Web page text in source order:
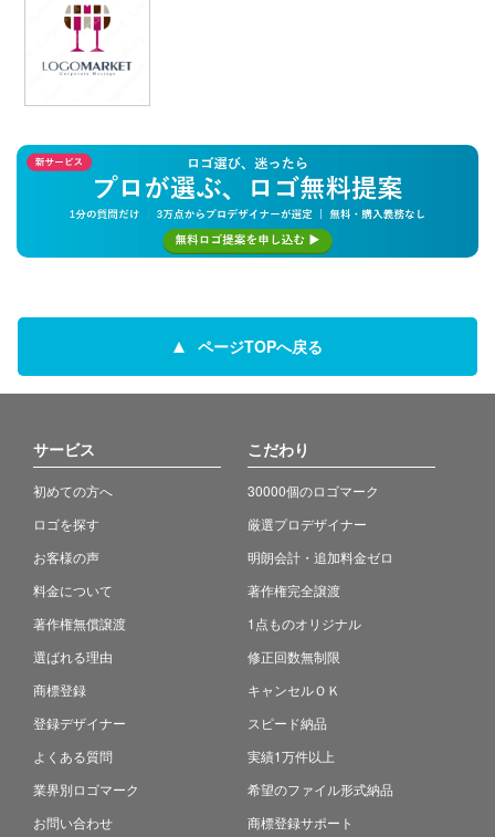
ページTOPへ戻る
サービス
初めての方へ
ロゴを探す
お客様の声
料金について
著作権無償譲渡
選ばれる理由
商標登録
登録デザイナー
よくある質問
業界別ロゴマーク
お問い合わせ
こだわり
30000個のロゴマーク
厳選プロデザイナー
明朗会計・追加料金ゼロ
著作権完全譲渡
1点ものオリジナル
修正回数無制限
キャンセルＯＫ
スピード納品
実績1万件以上
希望のファイル形式納品
商標登録サポート